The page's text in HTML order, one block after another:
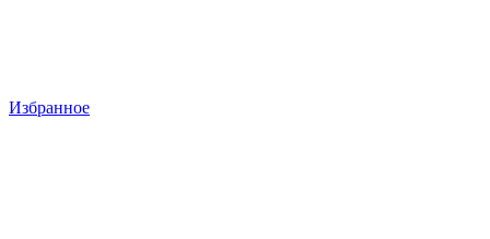
Избранное